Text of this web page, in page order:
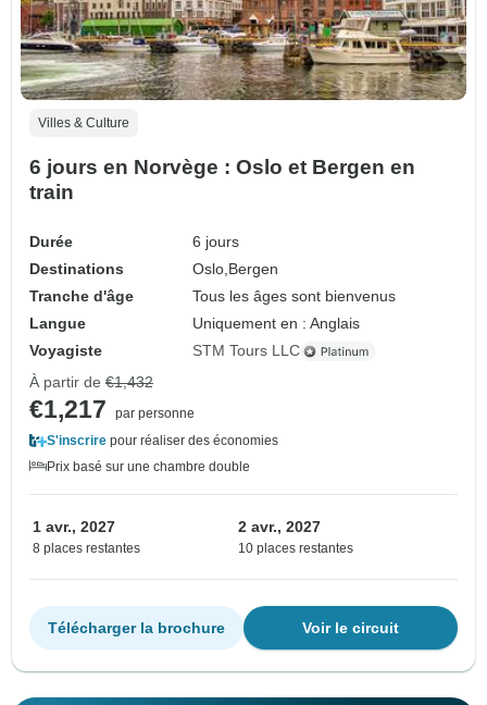
Villes & Culture
6 jours en Norvège : Oslo et Bergen en
train
Durée
6 jours
Destinations
Oslo, Bergen
Tranche d'âge
Tous les âges sont bienvenus
Langue
Uniquement en : Anglais
Voyagiste
STM Tours LLC
À partir de €1,432
€1,217
par personne
S'inscrire pour réaliser des économies
Prix basé sur une chambre double
1 avr., 2027
8 places restantes
2 avr., 2027
10 places restantes
Voir le circuit
Télécharger la brochure